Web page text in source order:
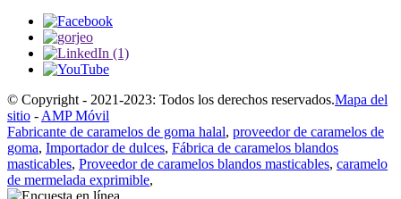
© Copyright - 2021-2023: Todos los derechos reservados.Mapa del
sitio - AMP Móvil
Fabricante de caramelos de goma halal, proveedor de caramelos de
goma, Importador de dulces, Fábrica de caramelos blandos
masticables, Proveedor de caramelos blandos masticables, caramelo
de mermelada exprimible,